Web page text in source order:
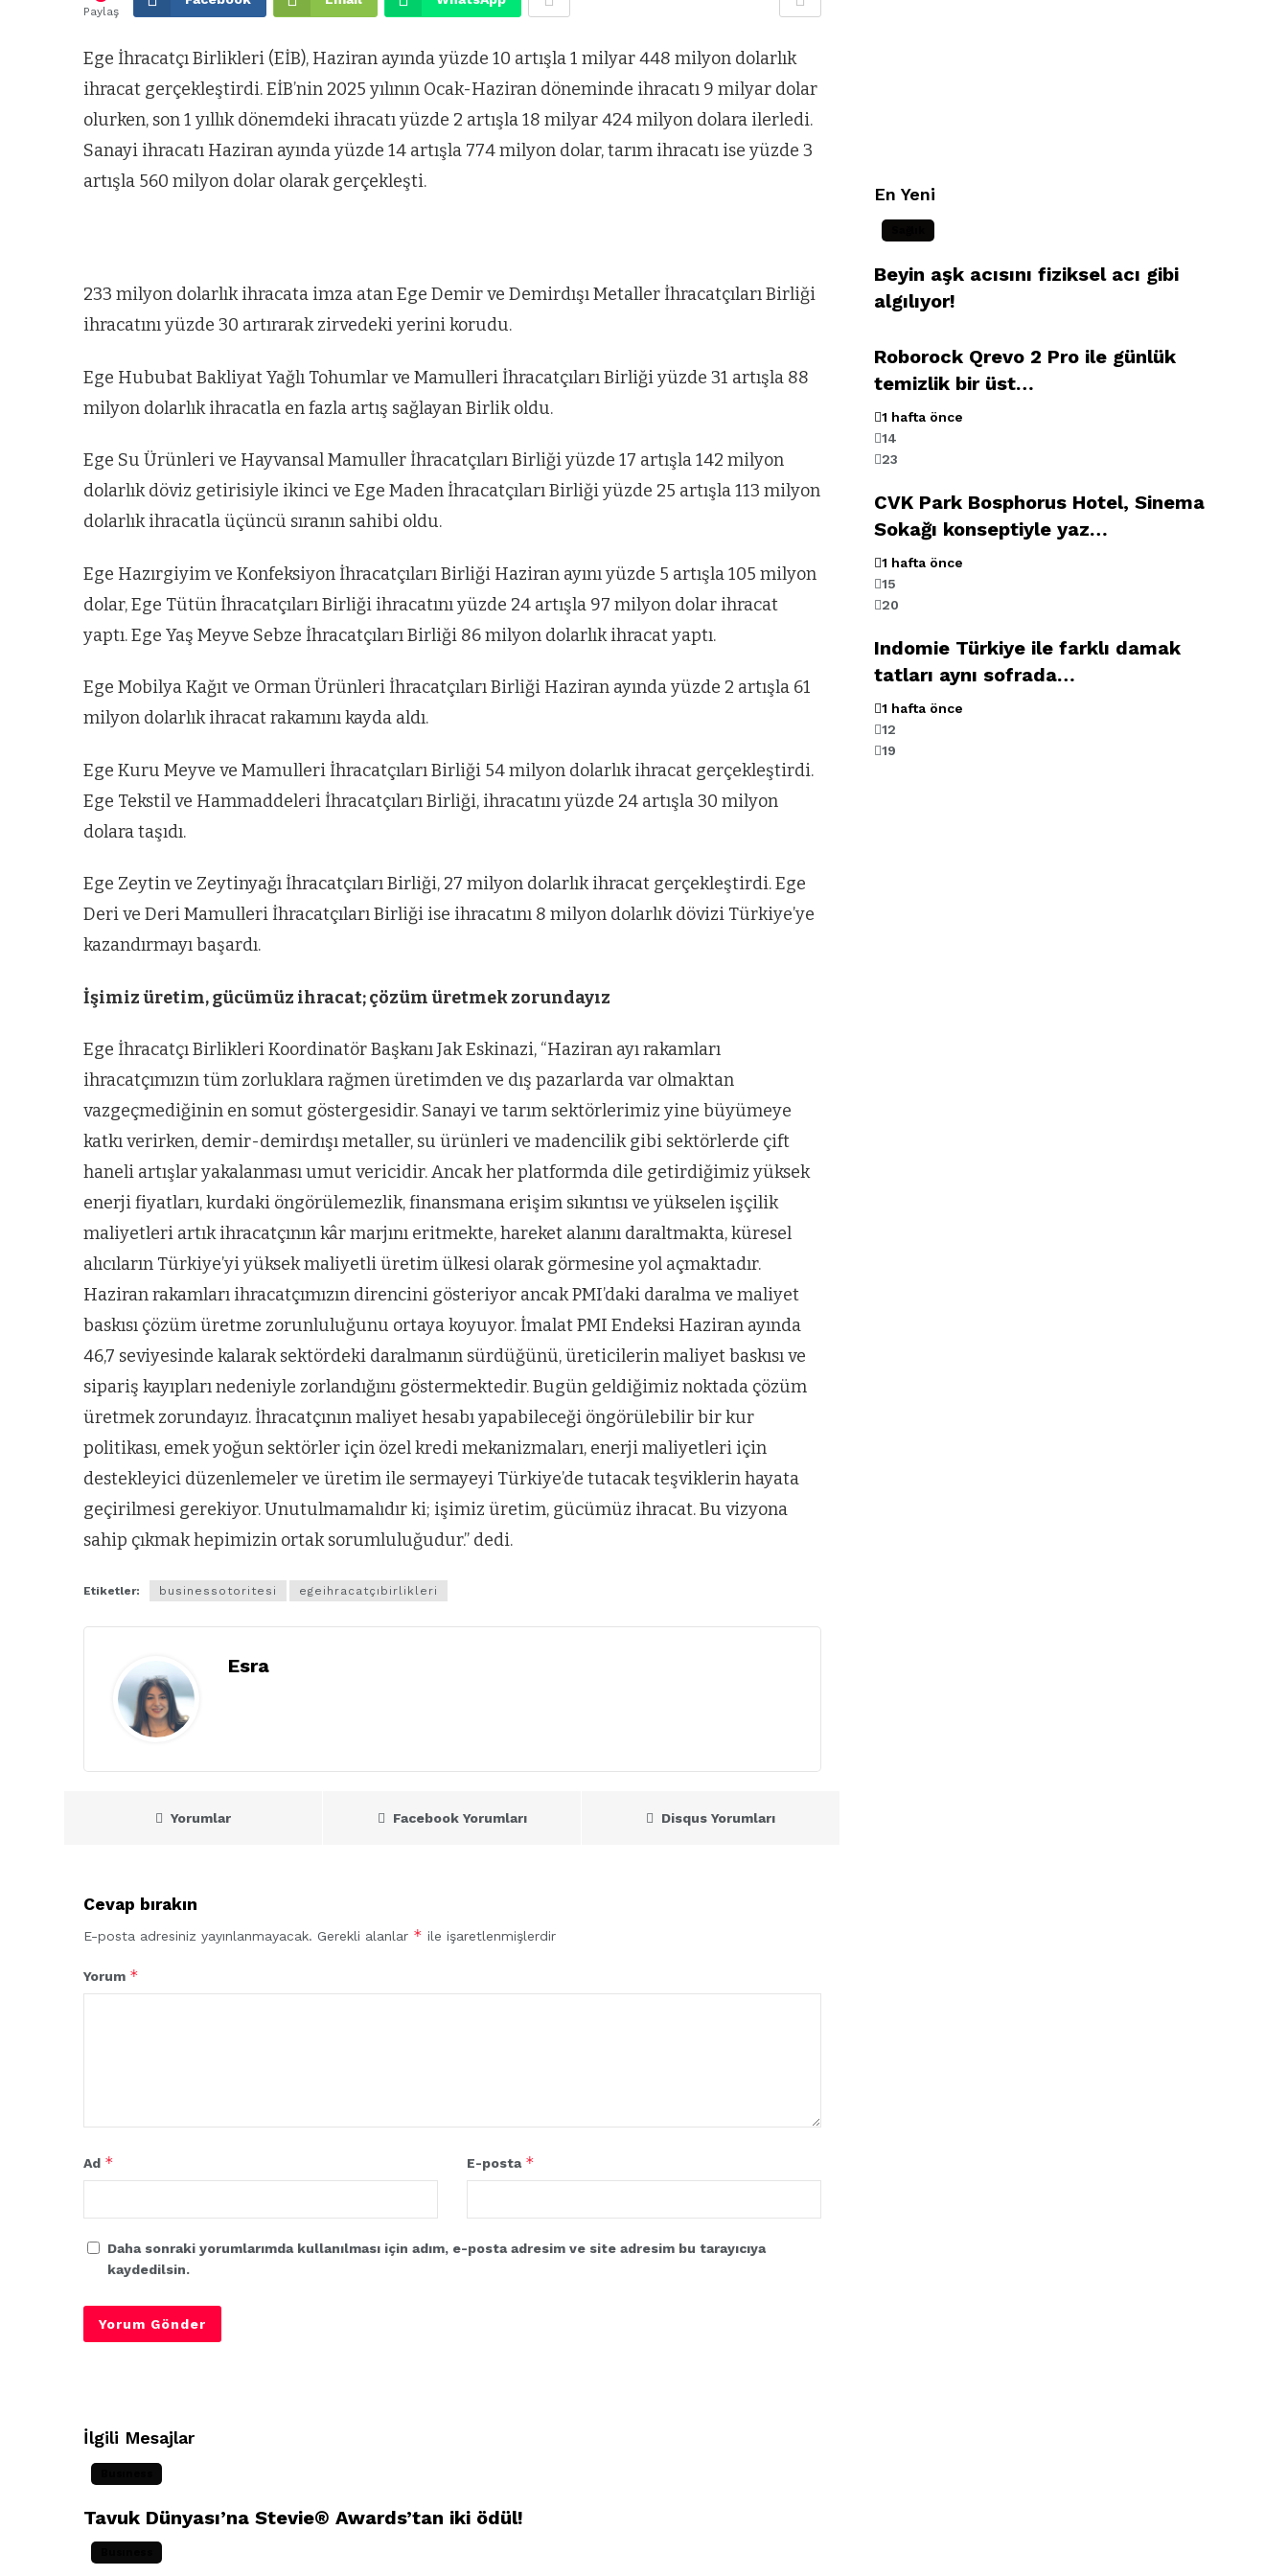
Paylaş
Ege İhracatçı Birlikleri (EİB), Haziran ayında yüzde 10 artışla 1 milyar 448 milyon dolarlık
ihracat gerçekleştirdi. EİB’nin 2025 yılının Ocak-Haziran döneminde ihracatı 9 milyar dolar
olurken, son 1 yıllık dönemdeki ihracatı yüzde 2 artışla 18 milyar 424 milyon dolara ilerledi.
Sanayi ihracatı Haziran ayında yüzde 14 artışla 774 milyon dolar, tarım ihracatı ise yüzde 3
artışla 560 milyon dolar olarak gerçekleşti.
233 milyon dolarlık ihracata imza atan Ege Demir ve Demirdışı Metaller İhracatçıları Birliği
ihracatını yüzde 30 artırarak zirvedeki yerini korudu.
Ege Hububat Bakliyat Yağlı Tohumlar ve Mamulleri İhracatçıları Birliği yüzde 31 artışla 88
milyon dolarlık ihracatla en fazla artış sağlayan Birlik oldu.
Ege Su Ürünleri ve Hayvansal Mamuller İhracatçıları Birliği yüzde 17 artışla 142 milyon
dolarlık döviz getirisiyle ikinci ve Ege Maden İhracatçıları Birliği yüzde 25 artışla 113 milyon
dolarlık ihracatla üçüncü sıranın sahibi oldu.
Ege Hazırgiyim ve Konfeksiyon İhracatçıları Birliği Haziran ayını yüzde 5 artışla 105 milyon
dolar, Ege Tütün İhracatçıları Birliği ihracatını yüzde 24 artışla 97 milyon dolar ihracat
yaptı. Ege Yaş Meyve Sebze İhracatçıları Birliği 86 milyon dolarlık ihracat yaptı.
Ege Mobilya Kağıt ve Orman Ürünleri İhracatçıları Birliği Haziran ayında yüzde 2 artışla 61
milyon dolarlık ihracat rakamını kayda aldı.
Ege Kuru Meyve ve Mamulleri İhracatçıları Birliği 54 milyon dolarlık ihracat gerçekleştirdi.
Ege Tekstil ve Hammaddeleri İhracatçıları Birliği, ihracatını yüzde 24 artışla 30 milyon
dolara taşıdı.
Ege Zeytin ve Zeytinyağı İhracatçıları Birliği, 27 milyon dolarlık ihracat gerçekleştirdi. Ege
Deri ve Deri Mamulleri İhracatçıları Birliği ise ihracatını 8 milyon dolarlık dövizi Türkiye’ye
kazandırmayı başardı.
İşimiz üretim, gücümüz ihracat; çözüm üretmek zorundayız
Ege İhracatçı Birlikleri Koordinatör Başkanı Jak Eskinazi, “Haziran ayı rakamları
ihracatçımızın tüm zorluklara rağmen üretimden ve dış pazarlarda var olmaktan
vazgeçmediğinin en somut göstergesidir. Sanayi ve tarım sektörlerimiz yine büyümeye
katkı verirken, demir-demirdışı metaller, su ürünleri ve madencilik gibi sektörlerde çift
haneli artışlar yakalanması umut vericidir. Ancak her platformda dile getirdiğimiz yüksek
enerji fiyatları, kurdaki öngörülemezlik, finansmana erişim sıkıntısı ve yükselen işçilik
maliyetleri artık ihracatçının kâr marjını eritmekte, hareket alanını daraltmakta, küresel
alıcıların Türkiye’yi yüksek maliyetli üretim ülkesi olarak görmesine yol açmaktadır.
Haziran rakamları ihracatçımızın direncini gösteriyor ancak PMI’daki daralma ve maliyet
baskısı çözüm üretme zorunluluğunu ortaya koyuyor. İmalat PMI Endeksi Haziran ayında
46,7 seviyesinde kalarak sektördeki daralmanın sürdüğünü, üreticilerin maliyet baskısı ve
sipariş kayıpları nedeniyle zorlandığını göstermektedir. Bugün geldiğimiz noktada çözüm
üretmek zorundayız. İhracatçının maliyet hesabı yapabileceği öngörülebilir bir kur
politikası, emek yoğun sektörler için özel kredi mekanizmaları, enerji maliyetleri için
destekleyici düzenlemeler ve üretim ile sermayeyi Türkiye’de tutacak teşviklerin hayata
geçirilmesi gerekiyor. Unutulmamalıdır ki; işimiz üretim, gücümüz ihracat. Bu vizyona
sahip çıkmak hepimizin ortak sorumluluğudur.” dedi.
Etiketler: businessotoritesi egeihracatçıbirlikleri
Esra
Yorumlar Facebook Yorumları Disqus Yorumları
Cevap bırakın
E-posta adresiniz yayınlanmayacak. Gerekli alanlar * ile işaretlenmişlerdir
Yorum *
Ad * E-posta *
Daha sonraki yorumlarımda kullanılması için adım, e-posta adresim ve site adresim bu tarayıcıya
kaydedilsin.
En Yeni
Beyin aşk acısını fiziksel acı gibi
algılıyor!
Roborock Qrevo 2 Pro ile günlük
temizlik bir üst…
1 hafta önce
14
23
CVK Park Bosphorus Hotel, Sinema
Sokağı konseptiyle yaz…
1 hafta önce
15
20
Indomie Türkiye ile farklı damak
tatları aynı sofrada…
1 hafta önce
12
19
İlgili Mesajlar
Tavuk Dünyası’na Stevie® Awards’tan iki ödül!